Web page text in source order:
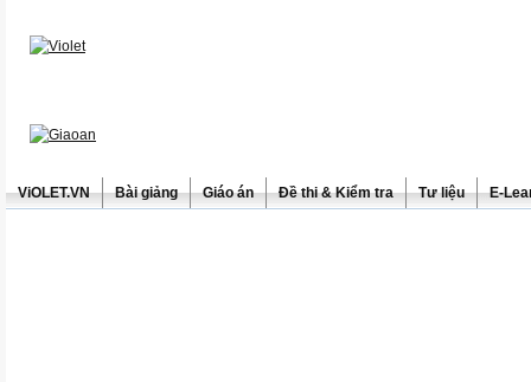
ViOLET.VN Bài giảng Giáo án Đề thi & Kiểm tra Tư liệu E-